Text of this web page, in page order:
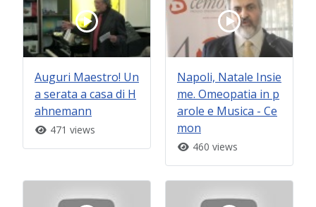
Auguri Maestro! Un
a serata a casa di H
ahnemann
471 views
Napoli, Natale Insie
me. Omeopatia in p
arole e Musica - Ce
mon
460 views